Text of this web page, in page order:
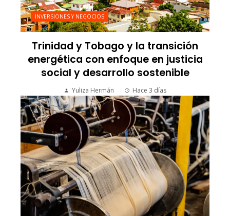
INVERSIONES Y NEGOCIOS
Trinidad y Tobago y la transición
energética con enfoque en justicia
social y desarrollo sostenible
Yuliza Hermán Hace 3 días